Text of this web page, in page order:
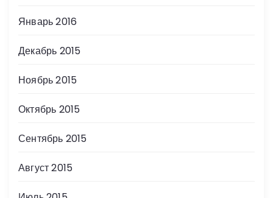
Январь 2016
Декабрь 2015
Ноябрь 2015
Октябрь 2015
Сентябрь 2015
Август 2015